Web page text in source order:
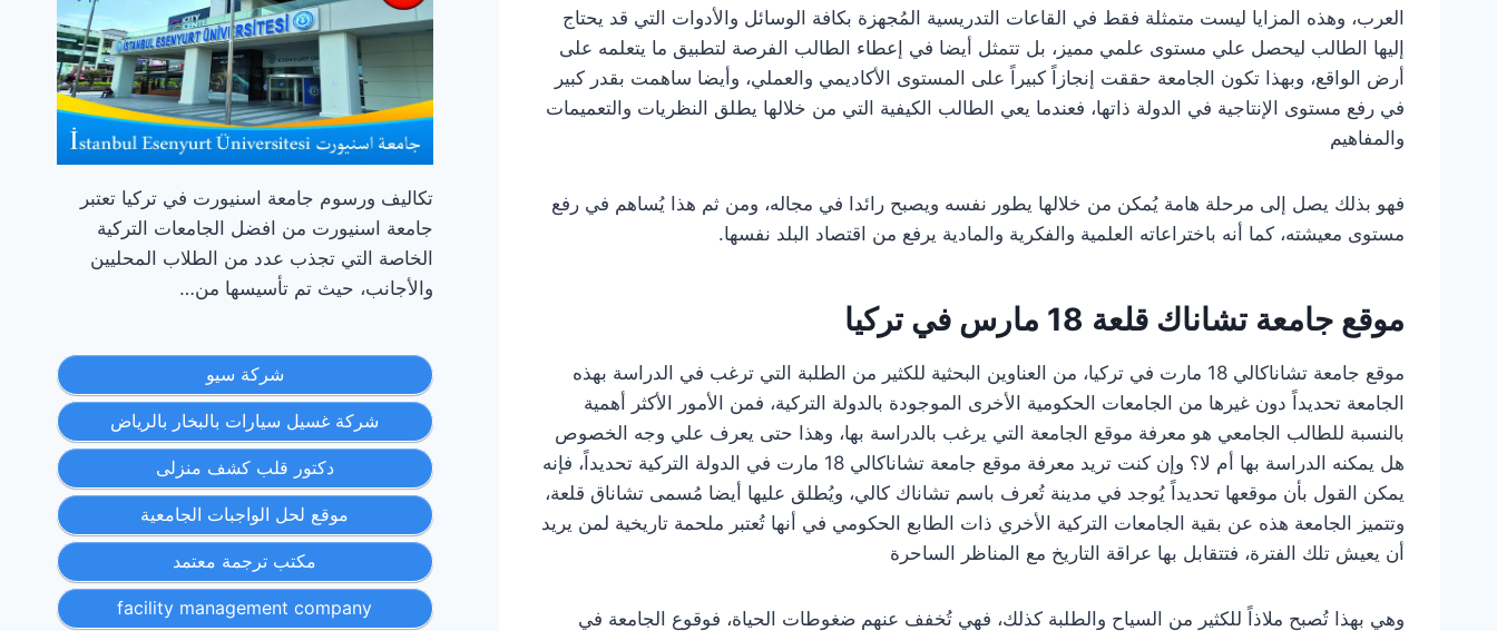
العرب، وهذه المزايا ليست متمثلة فقط في القاعات التدريسية المُجهزة بكافة الوسائل والأدوات التي قد يحتاج
إليها الطالب ليحصل علي مستوى علمي مميز، بل تتمثل أيضا في إعطاء الطالب الفرصة لتطبيق ما يتعلمه على
أرض الواقع، وبهذا تكون الجامعة حققت إنجازاً كبيراً على المستوى الأكاديمي والعملي، وأيضا ساهمت بقدر كبير
في رفع مستوى الإنتاجية في الدولة ذاتها، فعندما يعي الطالب الكيفية التي من خلالها يطلق النظريات والتعميمات
والمفاهيم
فهو بذلك يصل إلى مرحلة هامة يُمكن من خلالها يطور نفسه ويصبح رائدا في مجاله، ومن ثم هذا يُساهم في رفع
مستوى معيشته، كما أنه باختراعاته العلمية والفكرية والمادية يرفع من اقتصاد البلد نفسها.
موقع جامعة تشاناك قلعة 18 مارس في تركيا
موقع جامعة تشاناكالي 18 مارت في تركيا، من العناوين البحثية للكثير من الطلبة التي ترغب في الدراسة بهذه
الجامعة تحديداً دون غيرها من الجامعات الحكومية الأخرى الموجودة بالدولة التركية، فمن الأمور الأكثر أهمية
بالنسبة للطالب الجامعي هو معرفة موقع الجامعة التي يرغب بالدراسة بها، وهذا حتى يعرف علي وجه الخصوص
هل يمكنه الدراسة بها أم لا؟ وإن كنت تريد معرفة موقع جامعة تشاناكالي 18 مارت في الدولة التركية تحديداً، فإنه
يمكن القول بأن موقعها تحديداً يُوجد في مدينة تُعرف باسم تشاناك كالي، ويُطلق عليها أيضا مُسمى تشاناق قلعة،
وتتميز الجامعة هذه عن بقية الجامعات التركية الأخري ذات الطابع الحكومي في أنها تُعتبر ملحمة تاريخية لمن يريد
أن يعيش تلك الفترة، فتتقابل بها عراقة التاريخ مع المناظر الساحرة
وهي بهذا تُصبح ملاذاً للكثير من السياح والطلبة كذلك، فهي تُخفف عنهم ضغوطات الحياة، فوقوع الجامعة في
تكاليف ورسوم جامعة اسنيورت في تركيا تعتبر
جامعة اسنيورت من افضل الجامعات التركية
الخاصة التي تجذب عدد من الطلاب المحليين
والأجانب، حيث تم تأسيسها من…
شركة سيو
شركة غسيل سيارات بالبخار بالرياض
دكتور قلب كشف منزلى
موقع لحل الواجبات الجامعية
مكتب ترجمة معتمد
facility management company